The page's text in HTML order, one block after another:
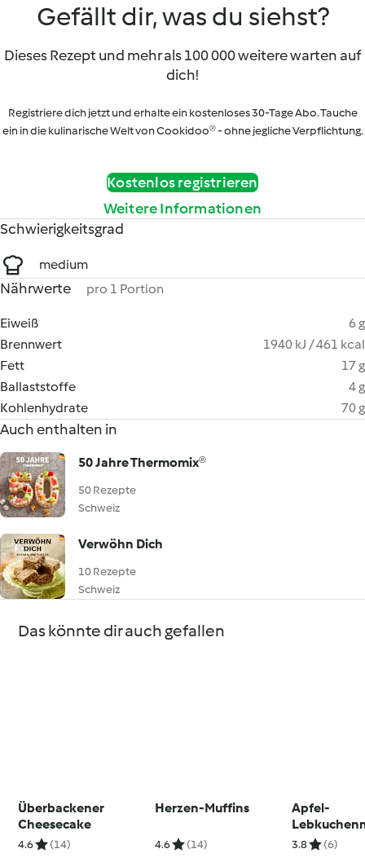
Gefällt dir, was du siehst?
Dieses Rezept und mehr als 100 000 weitere warten auf
dich!
Registriere dich jetzt und erhalte ein kostenloses 30-Tage Abo. Tauche
ein in die kulinarische Welt von Cookidoo® - ohne jegliche Verpflichtung.
Kostenlos registrieren
Weitere Informationen
Schwierigkeitsgrad
medium
Nährwerte pro 1 Portion
Eiweiß
6 g
Brennwert
1940 kJ / 461 kcal
Fett
17 g
Ballaststoffe
4 g
Kohlenhydrate
70 g
Auch enthalten in
50 Jahre Thermomix®
50 Rezepte
Schweiz
Verwöhn Dich
10 Rezepte
Schweiz
Das könnte dir auch gefallen
Überbackener
Cheesecake
4.6 (14)
Herzen-Muffins
4.6 (14)
Apfel-
n
3.8 (6)